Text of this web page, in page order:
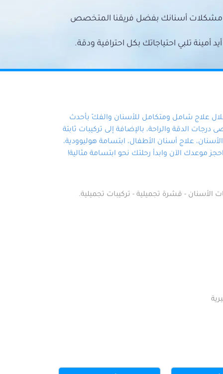
مشكلات أسنانك بفضل فريقنا المتخصص
تلبي احتياجاتك بكل احترافية ودقة.
علاج شامل ومتكامل للأسنان والفكّ بأحدث
الدقة والراحة، بالإضافة إلى تركيبات ثابتة
علاج أسنان الأطفال، ابتسامة هوليوودية،
موعدك الآن وابدأ رحلتك نحو ابتسامة مثالية!
الأسنان - قشرة تجميلية - تركيبات تجميلية.